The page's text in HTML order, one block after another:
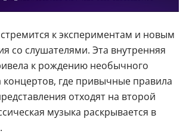
к экспериментам и новым
со слушателями. Эта внутренняя
к рождению необычного
концертов, где привычные правила
отходят на второй
музыка раскрывается в